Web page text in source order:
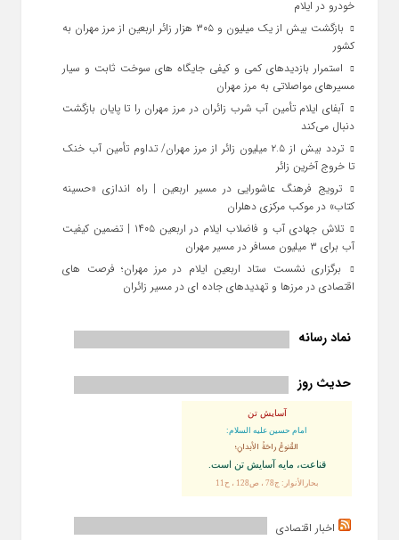
خودرو در ایلام
بازگشت بیش از یک میلیون و ۳۰۵ هزار زائر اربعین از مرز مهران به
کشور
استمرار بازدیدهای کمی و کیفی جایگاه‌ های سوخت ثابت و سیار
مسیرهای مواصلاتی به مرز مهران
آبفای ایلام تأمین آب شرب زائران در مرز مهران را تا پایان بازگشت
دنبال می‌کند
تردد بیش از ۲.۵ میلیون زائر از مرز مهران/ تداوم تأمین آب خنک
تا خروج آخرین زائر
ترویج فرهنگ عاشورایی در مسیر اربعین | راه‌ اندازی «حسینه
کتاب» در موکب مرکزی دهلران
تلاش جهادی آب و فاضلاب ایلام در اربعین ۱۴۰۵ | تضمین کیفیت
آب برای ۳ میلیون مسافر در مسیر مهران
برگزاری نشست ستاد اربعین ایلام در مرز مهران؛ فرصت‌ های
اقتصادی در مرزها و تهدیدهای جاده‌ ای در مسیر زائران
نماد رسانه
حدیث روز
آسایش تن
امام حسین علیه السلام:
القُنوعُ راحَةُ الأبدانِ؛
قناعت، مايه آسايش تن است.
بحارالأنوار: ج78 ، ص128 ، ح11
اخبار اقتصادی